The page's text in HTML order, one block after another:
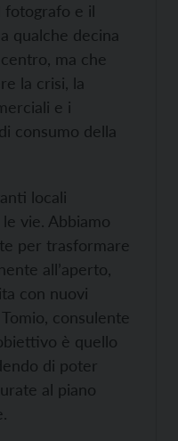
fotografo e il
qualche decina
ma che
la crisi, la
e i
consumo della
locali
vie. Abbiamo
per trasformare
all’aperto,
con nuovi
consulente
è quello
di poter
al piano